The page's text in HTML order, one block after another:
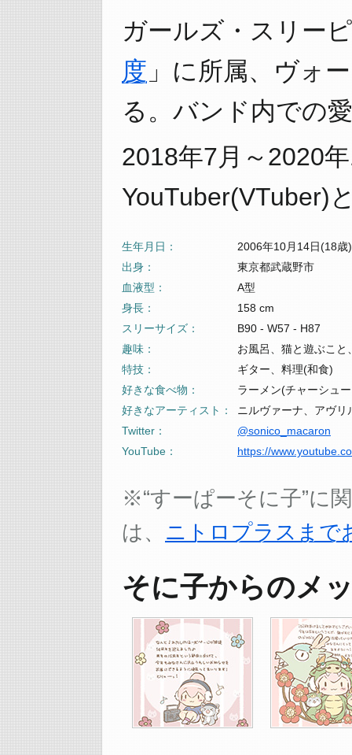
ガールズ・スリー
度 」に所属、ヴォ
る。バンド内での
2018年7月～2020
YouTuber(VTuber)
生年月日
2006年10月14日(18歳)
出身
東京都武蔵野市
血液型
A型
身長
158 cm
スリーサイズ
B90 - W57 - H87
趣味
お風呂、猫と遊ぶこと
特技
ギター、料理(和食)
好きな食べ物
ラーメン(チャーシュ
好きなアーティスト
ニルヴァーナ、アヴリ
Twitter
@sonico_macaron
YouTube
https://
※“すーぱーそに子”に
は、 ニトロプラスまで
そに子からのメ